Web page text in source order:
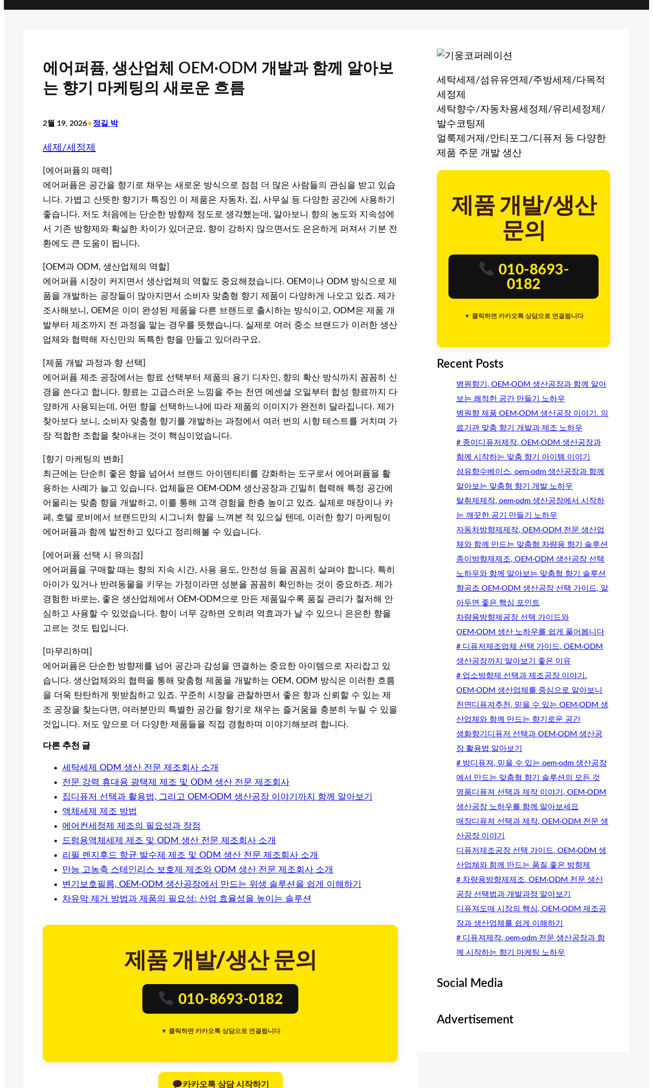
에어퍼퓸, 생산업체 OEM·ODM 개발과 함께 알아보
는 향기 마케팅의 새로운 흐름
2월 19, 2026•정길 박
세제/세정제
[에어퍼퓸의 매력]
에어퍼퓸은 공간을 향기로 채우는 새로운 방식으로 점점 더 많은 사람들의 관심을 받고 있습
니다. 가볍고 산뜻한 향기가 특징인 이 제품은 자동차, 집, 사무실 등 다양한 공간에 사용하기
좋습니다. 저도 처음에는 단순한 방향제 정도로 생각했는데, 알아보니 향의 농도와 지속성에
서 기존 방향제와 확실한 차이가 있더군요. 향이 강하지 않으면서도 은은하게 퍼져서 기분 전
환에도 큰 도움이 됩니다.
[OEM과 ODM, 생산업체의 역할]
에어퍼퓸 시장이 커지면서 생산업체의 역할도 중요해졌습니다. OEM이나 ODM 방식으로 제
품을 개발하는 공장들이 많아지면서 소비자 맞춤형 향기 제품이 다양하게 나오고 있죠. 제가
조사해보니, OEM은 이미 완성된 제품을 다른 브랜드로 출시하는 방식이고, ODM은 제품 개
발부터 제조까지 전 과정을 맡는 경우를 뜻했습니다. 실제로 여러 중소 브랜드가 이러한 생산
업체와 협력해 자신만의 독특한 향을 만들고 있더라구요.
[제품 개발 과정과 향 선택]
에어퍼퓸 제조 공장에서는 향료 선택부터 제품의 용기 디자인, 향의 확산 방식까지 꼼꼼히 신
경을 쓴다고 합니다. 향료는 고급스러운 느낌을 주는 천연 에센셜 오일부터 합성 향료까지 다
양하게 사용되는데, 어떤 향을 선택하느냐에 따라 제품의 이미지가 완전히 달라집니다. 제가
찾아보다 보니, 소비자 맞춤형 향기를 개발하는 과정에서 여러 번의 시향 테스트를 거치며 가
장 적합한 조합을 찾아내는 것이 핵심이었습니다.
[향기 마케팅의 변화]
최근에는 단순히 좋은 향을 넘어서 브랜드 아이덴티티를 강화하는 도구로서 에어퍼퓸을 활
용하는 사례가 늘고 있습니다. 업체들은 OEM·ODM 생산공장과 긴밀히 협력해 특정 공간에
어울리는 맞춤 향을 개발하고, 이를 통해 고객 경험을 한층 높이고 있죠. 실제로 매장이나 카
페, 호텔 로비에서 브랜드만의 시그니처 향을 느껴본 적 있으실 텐데, 이러한 향기 마케팅이
에어퍼퓸과 함께 발전하고 있다고 정리해볼 수 있습니다.
[에어퍼퓸 선택 시 유의점]
에어퍼퓸을 구매할 때는 향의 지속 시간, 사용 용도, 안전성 등을 꼼꼼히 살펴야 합니다. 특히
아이가 있거나 반려동물을 키우는 가정이라면 성분을 꼼꼼히 확인하는 것이 중요하죠. 제가
경험한 바로는, 좋은 생산업체에서 OEM·ODM으로 만든 제품일수록 품질 관리가 철저해 안
심하고 사용할 수 있었습니다. 향이 너무 강하면 오히려 역효과가 날 수 있으니 은은한 향을
고르는 것도 팁입니다.
[마무리하며]
에어퍼퓸은 단순한 방향제를 넘어 공간과 감성을 연결하는 중요한 아이템으로 자리잡고 있
습니다. 생산업체와의 협력을 통해 맞춤형 제품을 개발하는 OEM, ODM 방식은 이러한 흐름
을 더욱 탄탄하게 뒷받침하고 있죠. 꾸준히 시장을 관찰하면서 좋은 향과 신뢰할 수 있는 제
조 공장을 찾는다면, 여러분만의 특별한 공간을 향기로 채우는 즐거움을 충분히 누릴 수 있을
것입니다. 저도 앞으로 더 다양한 제품들을 직접 경험하며 이야기해보려 합니다.
다른 추천 글
세탁세제 ODM 생산 전문 제조회사 소개
전문 강력 휴대용 광택제 제조 및 ODM 생산 전문 제조회사
집디퓨저 선택과 활용법, 그리고 OEM·ODM 생산공장 이야기까지 함께 알아보기
액체세제 제조 방법
에어컨세정제 제조의 필요성과 장점
드럼용액체세제 제조 및 ODM 생산 전문 제조회사 소개
리필 렌지후드 항균 발수제 제조 및 ODM 생산 전문 제조회사 소개
만능 고농축 스테인리스 보호제 제조와 ODM 생산 전문 제조회사 소개
변기보호필름, OEM·ODM 생산공장에서 만드는 위생 솔루션을 쉽게 이해하기
차유막 제거 방법과 제품의 필요성: 산업 효율성을 높이는 솔루션
제품 개발/생산 문의
010-8693-0182
▼ 클릭하면 카카오톡 상담으로 연결됩니다
카카오톡 상담 시작하기
세탁세제/섬유유연제/주방세제/다목적
세정제
세탁향수/자동차용세정제/유리세정제/
발수코팅제
얼룩제거제/안티포그/디퓨저 등 다양한
제품 주문 개발 생산
제품 개발/생산
문의
010-8693-
0182
▼ 클릭하면 카카오톡 상담으로 연결됩니다
Recent Posts
병원향기, OEM·ODM 생산공장과 함께 알아
보는 쾌적한 공간 만들기 노하우
병원향 제품 OEM·ODM 생산공장 이야기. 의
료기관 맞춤 향기 개발과 제조 노하우
# 종이디퓨저제작, OEM·ODM 생산공장과
함께 시작하는 맞춤 향기 아이템 이야기
섬유향수베이스, oem·odm 생산공장과 함께
알아보는 맞춤형 향기 개발 노하우
탈취제제작, oem·odm 생산공장에서 시작하
는 깨끗한 공기 만들기 노하우
자동차방향제제작, OEM·ODM 전문 생산업
체와 함께 만드는 맞춤형 차량용 향기 솔루션
종이방향제제조, OEM·ODM 생산공장 선택
노하우와 함께 알아보는 맞춤형 향기 솔루션
향공조 OEM·ODM 생산공장 선택 가이드, 알
아두면 좋은 핵심 포인트
차량용방향제공장 선택 가이드와
OEM·ODM 생산 노하우를 쉽게 풀어봅니다
# 디퓨저제조업체 선택 가이드, OEM·ODM
생산공장까지 알아보기 좋은 이유
# 업소방향제 선택과 제조공장 이야기.
OEM·ODM 생산업체를 중심으로 알아보니
천연디퓨져추천, 믿을 수 있는 OEM·ODM 생
산업체와 함께 만드는 향기로운 공간
생화향기디퓨저 선택과 OEM·ODM 생산공
장 활용법 알아보기
# 방디퓨져, 믿을 수 있는 oem·odm 생산공장
에서 만드는 맞춤형 향기 솔루션의 모든 것
명품디퓨져 선택과 제작 이야기, OEM·ODM
생산공장 노하우를 함께 알아보세요
매장디퓨져 선택과 제작, OEM·ODM 전문 생
산공장 이야기
디퓨저제조공장 선택 가이드, OEM·ODM 생
산업체와 함께 만드는 품질 좋은 방향제
# 차량용방향제제조, OEM·ODM 전문 생산
공장 선택법과 개발과정 알아보기
디퓨져도매 시장의 핵심, OEM·ODM 제조공
장과 생산업체를 쉽게 이해하기
# 디퓨져제작, oem·odm 전문 생산공장과 함
께 시작하는 향기 마케팅 노하우
Social Media
Advertisement